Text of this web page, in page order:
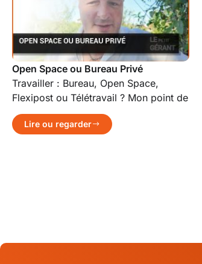
Open Space ou Bureau Privé
Travailler : Bureau, Open Space,
Flexipost ou Télétravail ? Mon point de
Lire ou regarder